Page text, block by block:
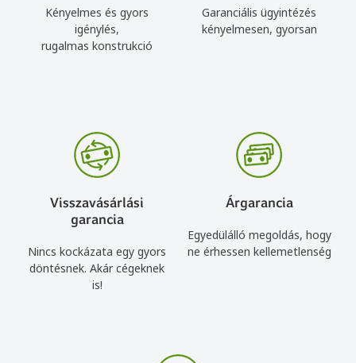
Kényelmes és gyors
igénylés,
rugalmas konstrukció
Garanciális ügyintézés
kényelmesen, gyorsan
Visszavásárlási
garancia
Nincs kockázata egy gyors
döntésnek. Akár cégeknek
is!
Árgarancia
Egyedülálló megoldás, hogy
ne érhessen kellemetlenség